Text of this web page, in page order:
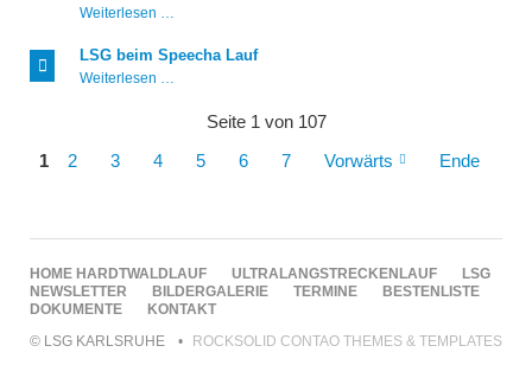
Lauf
Weiterlesen …
Ettlingen
Altstadtlauf
-
prominentem
LSG beim Speecha Lauf
Weiterlesen …
SpeechaSeite 1 von 107
1
2 3 4 5 6 7 Vorwärts Ende
NAVIGATION
ÜBERSPRINGEN
HOME HARDTWALDLAUF ULTRALANGSTRECKENLAUF
LSG
NEWSLETTER
BILDERGALERIE TERMINE
BESTENLISTE
DOKUMENTE
KONTAKT
© LSG KARLSRUHE
ROCKSOLID CONTAO THEMES & TEMPLATES